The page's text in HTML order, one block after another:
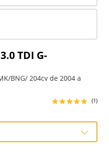
TDI G-
BNG/ 204cv de 2004 a
(1)